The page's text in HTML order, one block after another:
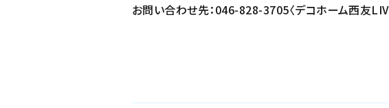
お問い合わせ先：046-828-3705〈デコホーム西友